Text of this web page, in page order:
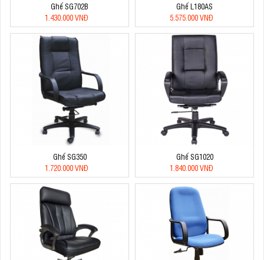
Ghế SG702B
1.430.000 VNĐ
Ghế L180AS
5.575.000 VNĐ
Ghế SG350
1.720.000 VNĐ
Ghế SG1020
1.840.000 VNĐ